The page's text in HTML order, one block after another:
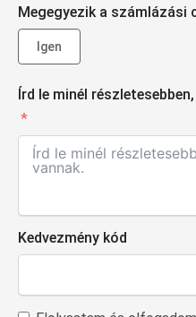
Megegyezik a számlázási
Igen
Írd le minél
Kedvezmény kód